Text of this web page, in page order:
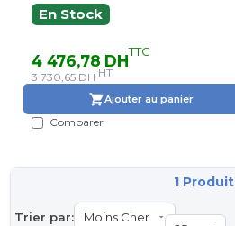
En Stock
4 476,78 DHTTC
3 730,65 DH HT
Ajouter au panier
Comparer
Trier par:
1 Produit